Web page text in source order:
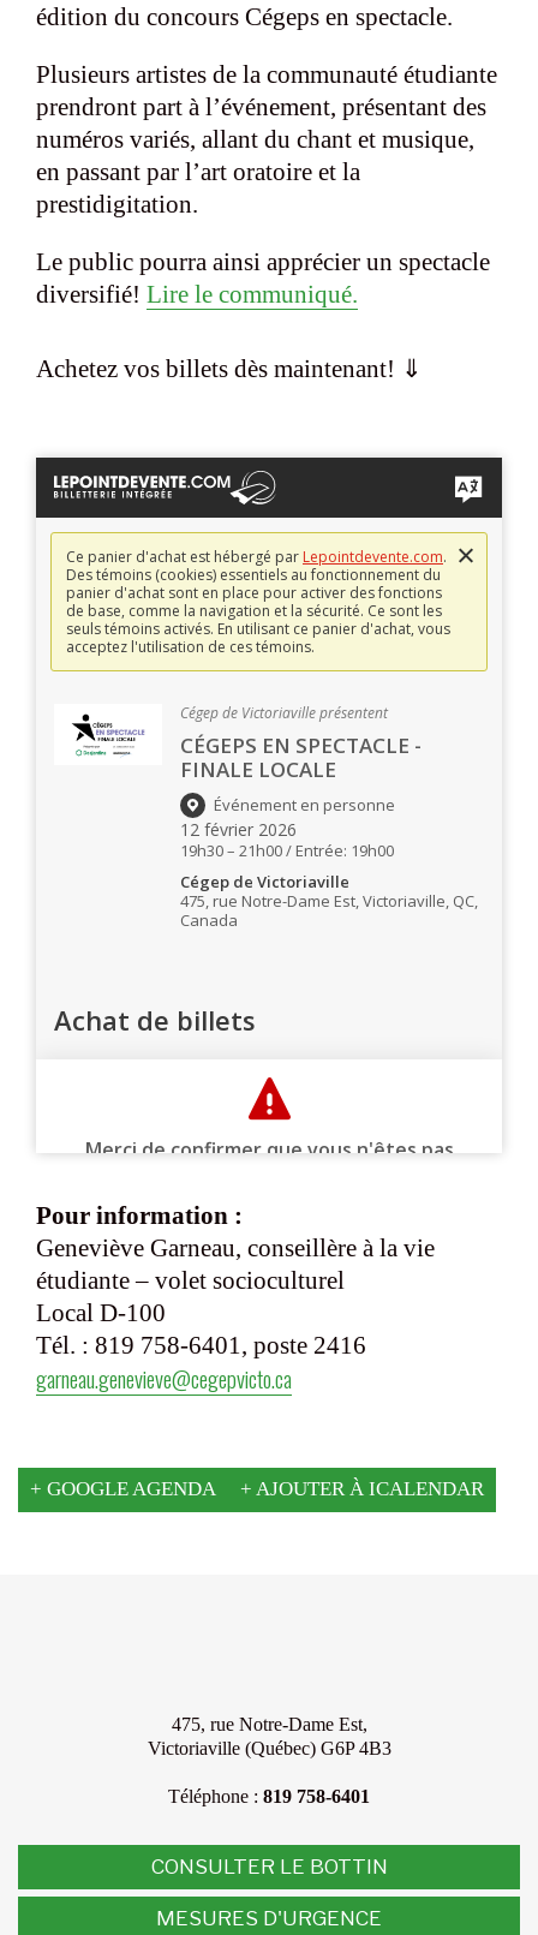
édition du concours Cégeps en spectacle.
Plusieurs artistes de la communauté étudiante
prendront part à l’événement, présentant des
numéros variés, allant du chant et musique,
en passant par l’art oratoire et la
prestidigitation.
Le public pourra ainsi apprécier un spectacle
diversifié! Lire le communiqué.
Achetez vos billets dès maintenant! ⇓
Pour information :
Geneviève Garneau, conseillère à la vie
étudiante – volet socioculturel
Local D-100
Tél. : 819 758-6401, poste 2416
garneau.genevieve@cegepvicto.ca
+ GOOGLE AGENDA + AJOUTER À ICALENDAR
475, rue Notre-Dame Est,
Victoriaville (Québec) G6P 4B3
Téléphone : 819 758-6401
CONSULTER LE BOTTIN
MESURES D'URGENCE